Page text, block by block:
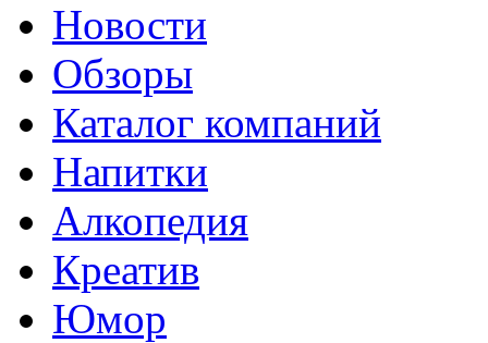
Новости
Обзоры
Каталог компаний
Напитки
Алкопедия
Креатив
Юмор